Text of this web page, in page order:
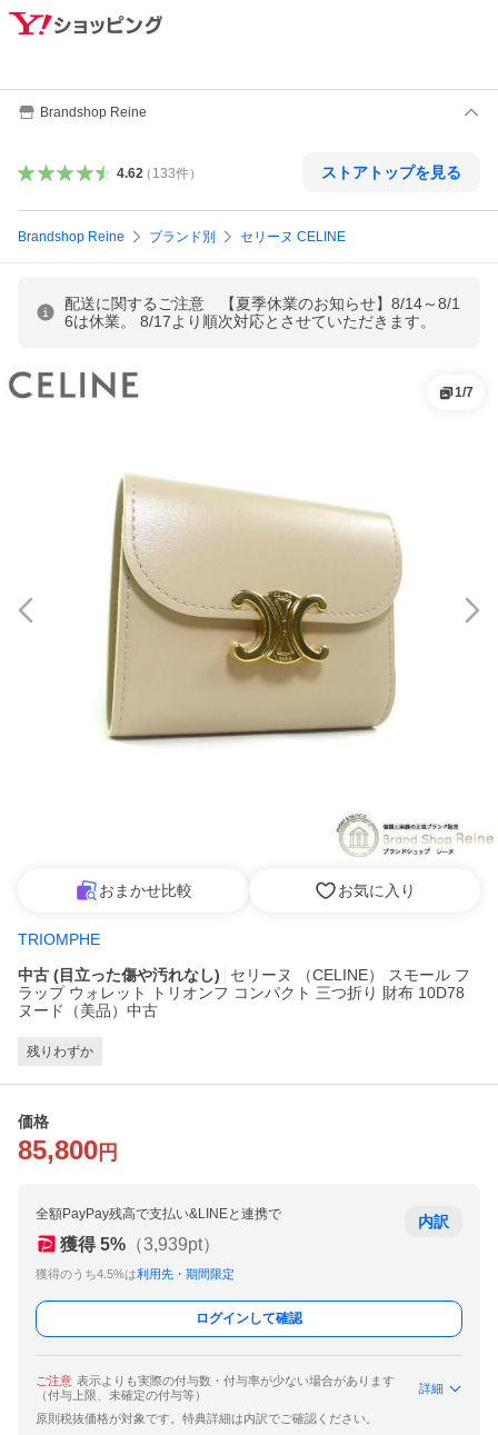
Brandshop Reine
4.62（ 133件） ストアトップを見る
Brandshop Reine ブランド別 セリーヌ CELINE
配送に関するご注意 【夏季休業のお知らせ】8/14～8/1
6は休業。 8/17より順次対応とさせていただきます。
1/7
おまかせ比較 お気に入り
TRIOMPHE
中古 (目立った傷や汚れなし)
セリーヌ （CELINE） スモール フ
ラップ ウォレット トリオンフ コンパクト 三つ折り 財布 10D78
ヌード（美品）中古
残りわずか
価格
85,800 円
全額PayPay残高で支払い&LINEと連携で
獲得 5% （3,939pt）
獲得のうち4.5%は利用先・期間限定
内訳
ログインして確認
ご注意 表示よりも実際の付与数・付与率が少ない場合があります
（付与上限、未確定の付与等）
詳細
原則税抜価格が対象です。特典詳細は内訳でご確認ください。